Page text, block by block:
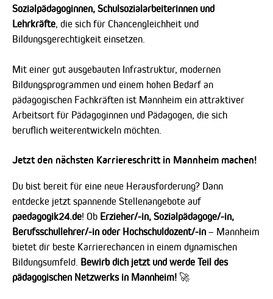
Sozialpädagoginnen, Schulsozialarbeiterinnen und
Lehrkräfte, die sich für Chancengleichheit und
Bildungsgerechtigkeit einsetzen.
Mit einer gut ausgebauten Infrastruktur, modernen
Bildungsprogrammen und einem hohen Bedarf an
pädagogischen Fachkräften ist Mannheim ein attraktiver
Arbeitsort für Pädagoginnen und Pädagogen, die sich
beruflich weiterentwickeln möchten.
Jetzt den nächsten Karriereschritt in Mannheim machen!
Du bist bereit für eine neue Herausforderung? Dann
entdecke jetzt spannende Stellenangebote auf
paedagogik24.de! Ob Erzieher/-in, Sozialpädagoge/-in,
Berufsschullehrer/-in oder Hochschuldozent/-in – Mannheim
bietet dir beste Karrierechancen in einem dynamischen
Bildungsumfeld. Bewirb dich jetzt und werde Teil des
pädagogischen Netzwerks in Mannheim! 🚀